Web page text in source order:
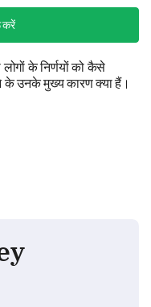
करें
के निर्णयों को कैसे
के उनके मुख्य कारण क्या हैं।